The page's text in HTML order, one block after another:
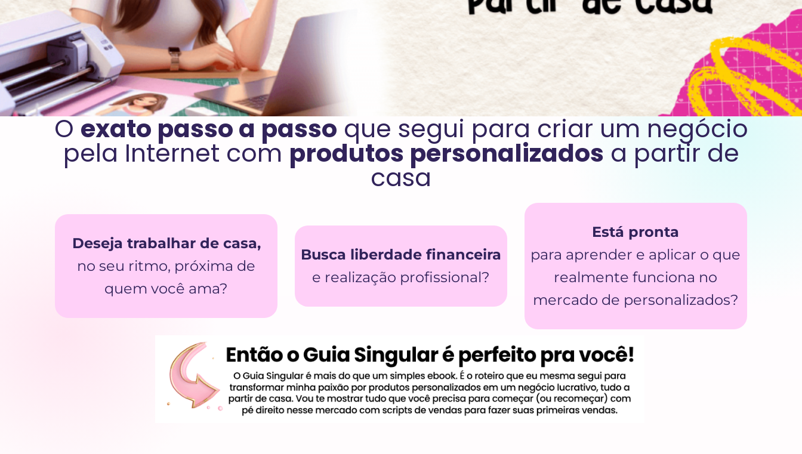
O exato passo a passo que segui para criar um negócio
pela Internet com produtos personalizados a partir de
casa
Deseja trabalhar de casa,
no seu ritmo, próxima de
quem você ama?
Busca liberdade financeira
e realização profissional?
Está pronta
para aprender e aplicar o que
realmente funciona no
mercado de personalizados?